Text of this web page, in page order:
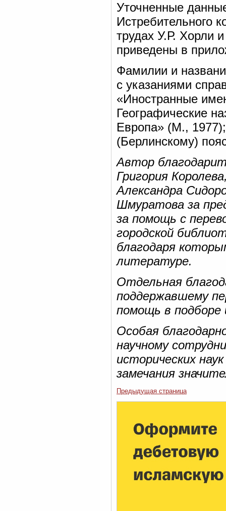
Уточненные
Истребительного
трудах У.Р. Хорли
приведены в
Фамилии и
с указаниями
«Иностранные
Географические
Европа» (М.,
(Берлинскому)
Автор
Григория
Александра
Шмуратова за
за помощь с
городской
благодаря
литературе.
Отдельная
поддержавшему
помощь в подборе
Особая
научному
исторических
замечания
Предыдущая страница